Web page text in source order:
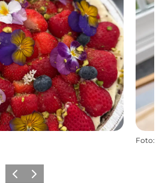
Foto:
Precedente
Avanti